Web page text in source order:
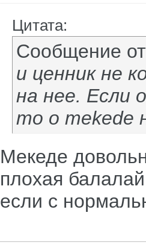
Цитата:
Сообщение
и ценник не
на нее. Если
то о mekede
Мекеде
плохая
если с